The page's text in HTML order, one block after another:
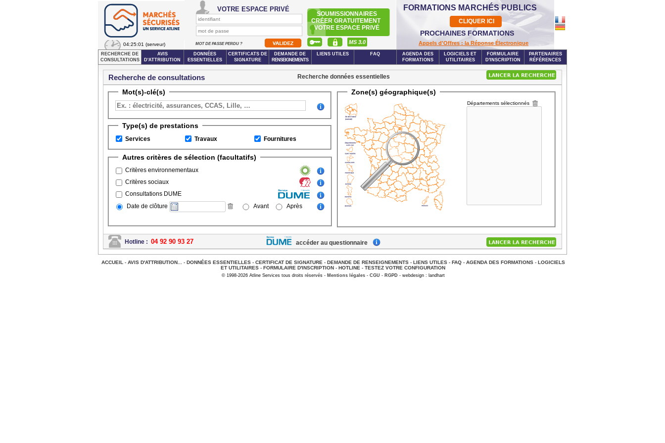
04:25:01 (serveur)
VOTRE ESPACE PRIVÉ
MOT DE PASSE PERDU ? MS 3.0
SOUMISSIONNAIRES
CRÉER GRATUITEMENT
VOTRE ESPACE PRIVÉ
FORMATIONS MARCHÉS PUBLICS
CLIQUER ICI
PROCHAINES FORMATIONS
Appels d'Offres : la Réponse Électronique
RECHERCHE DE
CONSULTATIONS
AVIS
D'ATTRIBUTION
DONNÉES
ESSENTIELLES
CERTIFICATS DE
SIGNATURE
DEMANDE DE
RENSEIGNEMENTS
LIENS UTILES FAQ
AGENDA DES
FORMATIONS
LOGICIELS ET
UTILITAIRES
FORMULAIRE
D'INSCRIPTION
PARTENAIRES
RÉFÉRENCES
Plateforme :
Marchés-sécurisés
Objet du marché :
Date de début de
publication :
publication :
Liste de département :
Recherche de consultations Recherche données essentielles
Mot(s)-clé(s)
Type(s) de prestations
Services Travaux Fournitures
Autres critères de sélection (facultatifs)
Critères environnementaux
Critères sociaux
Consultations DUME
Date de clôture
Avant Après
Zone(s) géographique(s)
Départements sélectionnés
Hotline : 04 92 90 93 27 accéder au questionnaire
ACCUEIL - AVIS D'ATTRIBUTION... - DONNÉES ESSENTIELLES- CERTIFICAT DE SIGNATURE - DEMANDE DE RENSEIGNEMENTS- LIENS UTILES- FAQ- AGENDA DES FORMATIONS- LOGICIELS
ET UTILITAIRES - FORMULAIRE D'INSCRIPTION - HOTLINE - TESTEZ VOTRE CONFIGURATION
© 1998-2026 Atline Services tous droits réservés - Mentions légales- CGU - RGPD - webdesign : landhart